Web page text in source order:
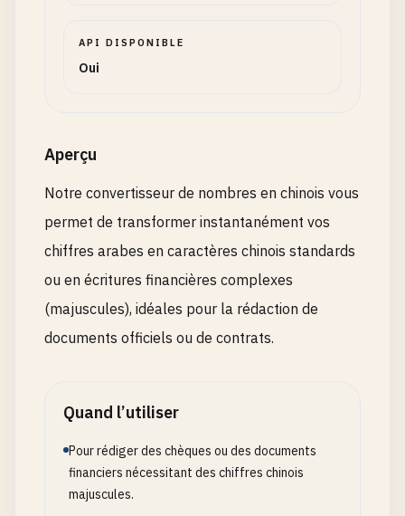
API DISPONIBLE
Oui
Aperçu
Notre convertisseur de nombres en chinois vous
permet de transformer instantanément vos
chiffres arabes en caractères chinois standards
ou en écritures financières complexes
(majuscules), idéales pour la rédaction de
documents officiels ou de contrats.
Quand l’utiliser
Pour rédiger des chèques ou des documents
financiers nécessitant des chiffres chinois
majuscules.